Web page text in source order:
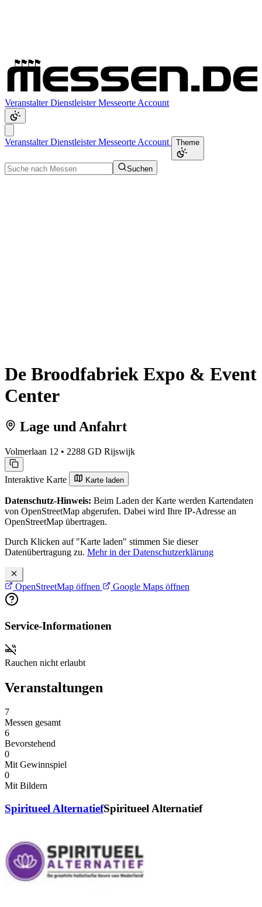
VeranstalterDienstleisterMesseorte Account
VeranstalterDienstleisterMesseorte Account Theme
Suchen
De Broodfabriek Expo & Event
Center
Lage und Anfahrt
Volmerlaan 12 • 2288 GD Rijswijk
Interaktive Karte Karte laden
Datenschutz-Hinweis: Beim Laden der Karte werden Kartendaten
von OpenStreetMap abgerufen. Dabei wird Ihre IP-Adresse an
OpenStreetMap übertragen.
Durch Klicken auf "Karte laden" stimmen Sie dieser
Datenübertragung zu. Mehr in der Datenschutzerklärung
OpenStreetMap öffnen Google Maps öffnen
Service-Informationen
Rauchen nicht erlaubt
Veranstaltungen
7
Messen gesamt
6
Bevorstehend
0
Mit Gewinnspiel
0
Mit Bildern
Spiritueel AlternatiefSpiritueel Alternatief